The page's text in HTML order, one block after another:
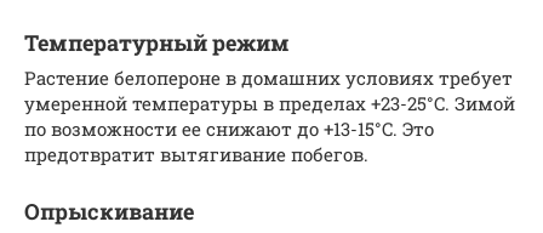
Температурный режим
Растение белопероне в домашних условиях требует
умеренной температуры в пределах +23-25°C. Зимой
по возможности ее снижают до +13-15°C. Это
предотвратит вытягивание побегов.
Опрыскивание